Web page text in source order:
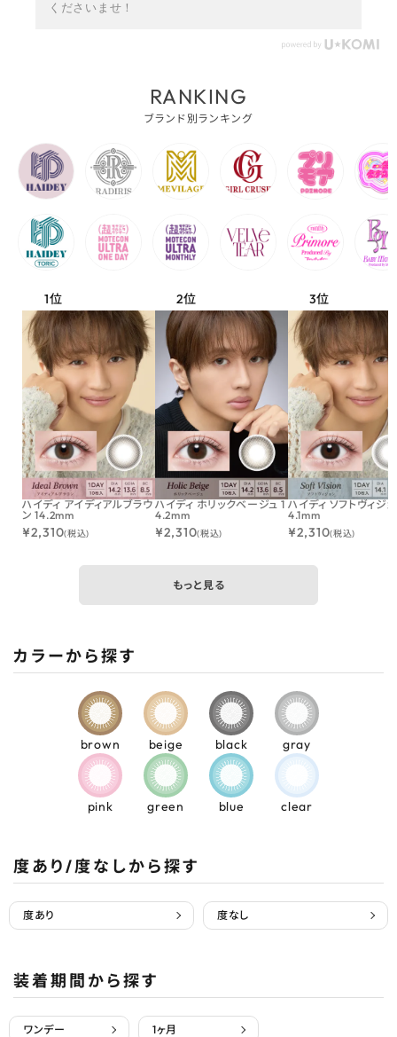
くださいませ！
RANKING
ブランド別ランキング
ハイディ アイディアルブラウ
ン 14.2mm
¥2,310(税込)
ハイディ ホリックベージュ 1
4.2mm
¥2,310(税込)
ハイディ ソフトヴィジ
4.1mm
¥2,310(税込)
もっと見る
カラーから探す
brown beige black gray
pink green blue clear
度あり/度なしから探す
度あり 度なし
装着期間から探す
ワンデー 1ヶ月